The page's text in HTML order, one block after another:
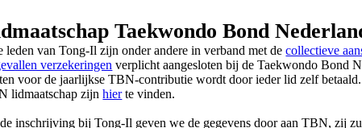
Taekwondo Bond
leden van Tong-Il zijn onder andere in verband met decollectieve
verzekeringen verplicht aangesloten bij de Taekwondo Bond
voor de jaarlijkse TBN-contributie wordt door ieder lid zelf
lidmaatschap zijnhierte vinden.
inschrijving bij Tong-Il geven we de gegevens door aan TBN, zij